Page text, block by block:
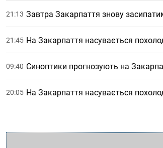
21:13 Завтра Закарпаття знову
21:45 На Закарпаття насувається
09:40 Синоптики прогнозують на
20:05 На Закарпаття насувається